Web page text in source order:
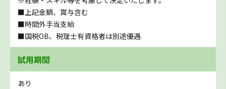
■上記金額、賞与含む
■時間外手当支給
■国税OB、税理士有資格者は別途優遇
試用期間
あり